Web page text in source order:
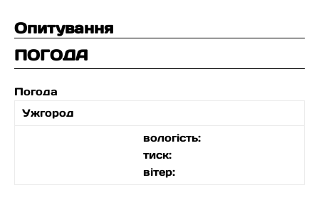
Опитування
ПОГОДА
Погода
Ужгород
вологість:
тиск:
вітер: